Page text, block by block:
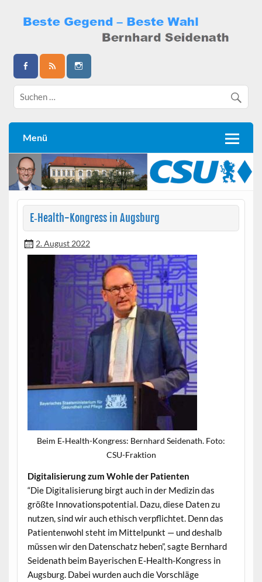
content
Bernhard Seidenath
Menü
E‑Health-Kongress in Augsburg
2. August 2022
Beim E‑Health-Kongress: Bern­hard Sei­de­nath. Foto:
CSU-Fraktion
Dig­i­tal­isierung zum Wohle der Patienten
“Die Dig­i­tal­isierung birgt auch in der Medi­zin das
größte Inno­va­tionspo­ten­tial. Dazu, diese Dat­en zu
nutzen, sind wir auch ethisch verpflichtet. Denn das
Patien­ten­wohl ste­ht im Mit­telpunkt — und deshalb
müssen wir den Daten­schatz heben”, sagte Bern­hard
Sei­de­nath beim Bay­erischen E‑Health-Kongress in
Augs­burg. Dabei wur­den auch die Vorschläge